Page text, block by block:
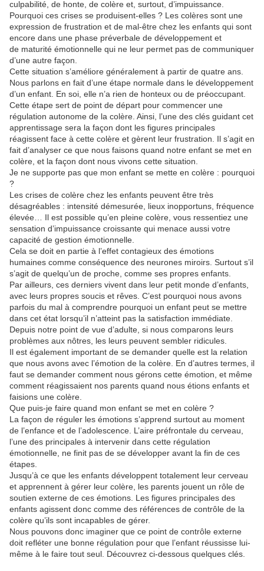
culpabilité, de honte, de colère et, surtout, d’impuissance.
Pourquoi ces crises se produisent-elles ? Les colères sont une
expression de frustration et de mal-être chez les enfants qui sont
encore dans une phase préverbale de développement et
de maturité émotionnelle qui ne leur permet pas de communiquer
d’une autre façon.
Cette situation s’améliore généralement à partir de quatre ans.
Nous parlons en fait d’une étape normale dans le développement
d’un enfant. En soi, elle n’a rien de honteux ou de préoccupant.
Cette étape sert de point de départ pour commencer une
régulation autonome de la colère. Ainsi, l’une des clés guidant cet
apprentissage sera la façon dont les figures principales
réagissent face à cette colère et gèrent leur frustration. Il s’agit en
fait d’analyser ce que nous faisons quand notre enfant se met en
colère, et la façon dont nous vivons cette situation.
Je ne supporte pas que mon enfant se mette en colère : pourquoi
?
Les crises de colère chez les enfants peuvent être très
désagréables : intensité démesurée, lieux inopportuns, fréquence
élevée… Il est possible qu’en pleine colère, vous ressentiez une
sensation d’impuissance croissante qui menace aussi votre
capacité de gestion émotionnelle.
Cela se doit en partie à l’effet contagieux des émotions
humaines comme conséquence des neurones miroirs. Surtout s’il
s’agit de quelqu’un de proche, comme ses propres enfants.
Par ailleurs, ces derniers vivent dans leur petit monde d’enfants,
avec leurs propres soucis et rêves. C’est pourquoi nous avons
parfois du mal à comprendre pourquoi un enfant peut se mettre
dans cet état lorsqu’il n’atteint pas la satisfaction immédiate.
Depuis notre point de vue d’adulte, si nous comparons leurs
problèmes aux nôtres, les leurs peuvent sembler ridicules.
Il est également important de se demander quelle est la relation
que nous avons avec l’émotion de la colère. En d’autres termes, il
faut se demander comment nous gérons cette émotion, et même
comment réagissaient nos parents quand nous étions enfants et
faisions une colère.
Que puis-je faire quand mon enfant se met en colère ?
La façon de réguler les émotions s’apprend surtout au moment
de l’enfance et de l’adolescence. L’aire préfrontale du cerveau,
l’une des principales à intervenir dans cette régulation
émotionnelle, ne finit pas de se développer avant la fin de ces
étapes.
Jusqu’à ce que les enfants développent totalement leur cerveau
et apprennent à gérer leur colère, les parents jouent un rôle de
soutien externe de ces émotions. Les figures principales des
enfants agissent donc comme des références de contrôle de la
colère qu’ils sont incapables de gérer.
Nous pouvons donc imaginer que ce point de contrôle externe
doit refléter une bonne régulation pour que l’enfant réussisse lui-
même à le faire tout seul. Découvrez ci-dessous quelques clés.